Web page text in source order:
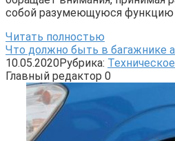
собой разумеющуюся функцию
Читать полностью
Что должно быть в багажнике
10.05.2020Рубрика:
Главный редактор 0